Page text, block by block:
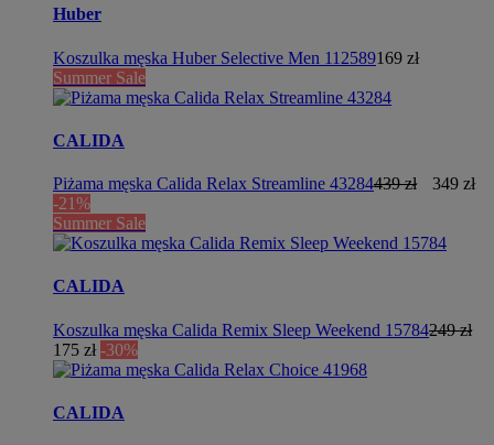
Huber
Koszulka męska Huber Selective Men 112589169 zł
Summer Sale
CALIDA
Piżama męska Calida Relax Streamline 43284439 zł
349 zł
-21%
Summer Sale
CALIDA
Koszulka męska Calida Remix Sleep Weekend 15784249 zł
175 zł -30%
CALIDA